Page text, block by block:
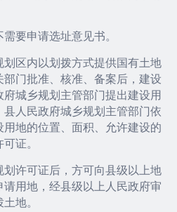
要申请选址意见书。
区内以划拨方式提供国有土地
门批准、核准、备案后，建设
城乡规划主管部门提出建设用
人民政府城乡规划主管部门依
地的位置、面积、允许建设的
证。
许可证后，方可向县级以上地
用地，经县级以上人民政府审
地。